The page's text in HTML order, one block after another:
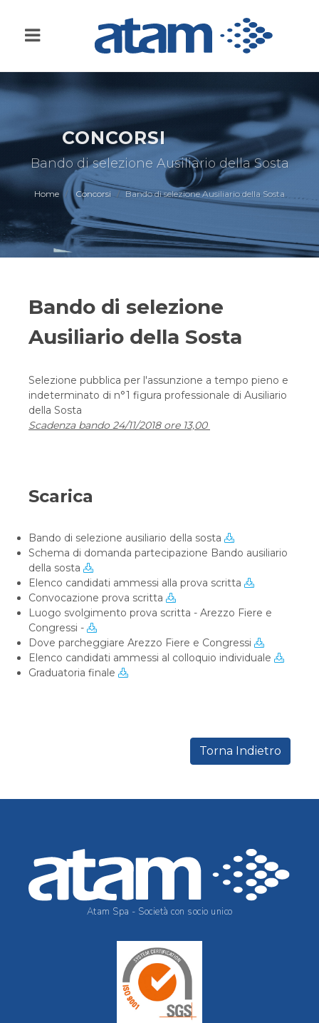
CONCORSI
Bando di selezione Ausiliario della Sosta
Home Concorsi Bando di selezione Ausiliario della Sosta
Bando di selezione
Ausiliario della Sosta
Selezione pubblica per l'assunzione a tempo pieno e
indeterminato di n°1 figura professionale di Ausiliario
della Sosta
Scadenza bando 24/11/2018 ore 13,00
Scarica
Bando di selezione ausiliario della sosta
Schema di domanda partecipazione Bando ausiliario
della sosta
Elenco candidati ammessi alla prova scritta
Convocazione prova scritta
Luogo svolgimento prova scritta - Arezzo Fiere e
Congressi -
Dove parcheggiare Arezzo Fiere e Congressi
Elenco candidati ammessi al colloquio individuale
Graduatoria finale
Torna Indietro
Atam Spa - Società con socio unico